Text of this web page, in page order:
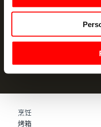
raccogliere
geografica, con
Identificare il tuo
e imposta le tue
目的
烹饪
烤箱